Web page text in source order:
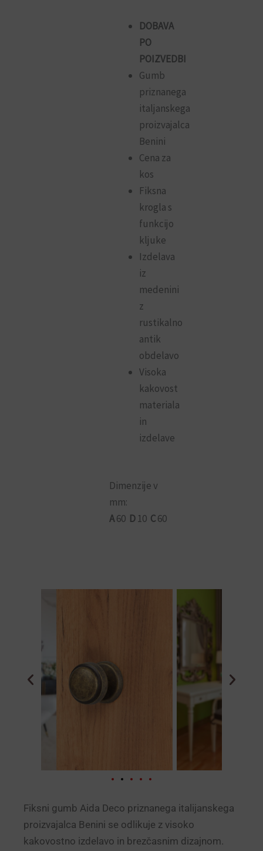
DOBAVA
PO
POIZVEDBI
Gumb
priznanega
italjanskega
proizvajalca
Benini
Cena za
kos
Fiksna
krogla s
funkcijo
kljuke
Izdelava
iz
medenini
z
rustikalno
antik
obdelavo
Visoka
kakovost
materiala
in
izdelave
Dimenzije v
mm:
A60 D10 C60
Fiksni gumb Aida Deco priznanega italijanskega
proizvajalca Benini se odlikuje z visoko
kakovostno izdelavo in brezčasnim dizajnom.